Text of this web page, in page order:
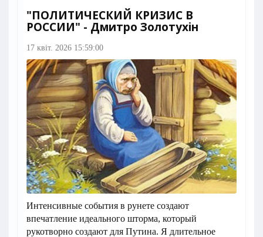
"ПОЛИТИЧЕСКИЙ КРИЗИС В
РОССИИ" - Дмитро Золотухін
17 квіт. 2026 15:59:00
Интенсивные события в рунете создают
впечатление идеального шторма, который
рукотворно создают для Путина. Я длительное